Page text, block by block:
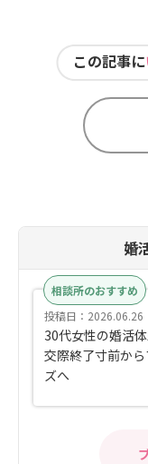
この記事に
婚
相談所のおすすめ
投稿日：2026.06.26
30代女性の婚活体
交際終了寸前か
ズへ